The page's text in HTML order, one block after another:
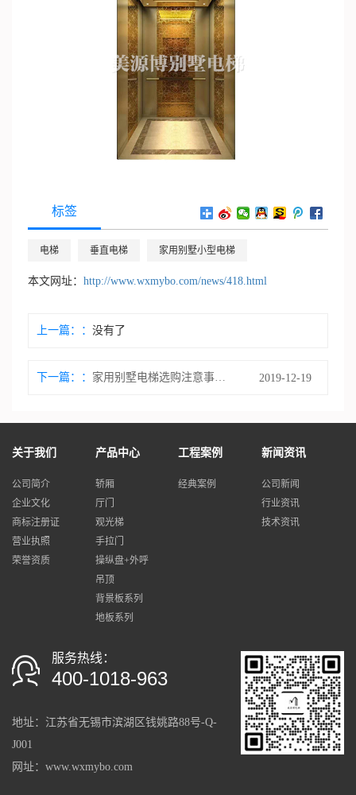
标签
电梯 垂直电梯 家用别墅小型电梯
本文网址： http://www.wxmybo.com/news/418.html
上一篇： 没有了
下一篇： 2019-12-19
关于我们
公司简介
企业文化
商标注册证
营业执照
荣誉资质
产品中心
轿厢
厅门
观光梯
手拉门
操纵盘+外呼
吊顶
背景板系列
地板系列
工程案例
经典案例
新闻资讯
公司新闻
行业资讯
技术资讯
服务热线：
400-1018-963
地址： 江苏省无锡市滨湖区钱姚路88号-Q-
J001
网址：www.wxmybo.com